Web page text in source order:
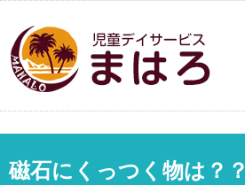
磁石にくっつく物は？？